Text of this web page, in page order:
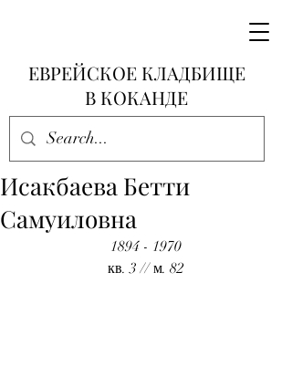
ЕВРЕЙСКОЕ КЛАДБИЩЕ
В КОКАНДЕ
Исакбаева Бетти
Самуиловна
1894 - 1970
кв. 3 // м. 82